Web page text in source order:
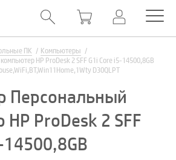
ПК
Компьютеры
HP ProDesk 2 SFF G1i Core i5-14500,8GB
D30QLPT
Персональный
ProDesk 2 SFF